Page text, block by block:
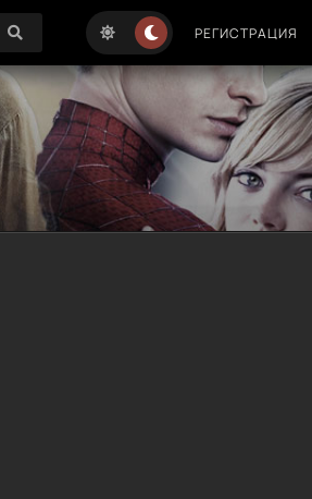
РЕГИСТРАЦИЯ